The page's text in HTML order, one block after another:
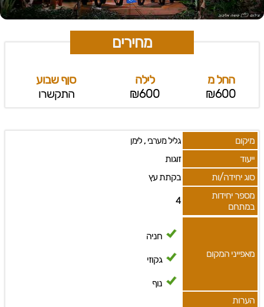
מחירים
החל מ
₪600
לילה
₪600
סןף שבוע
התקשרו
מיקום גליל מערבי, לימן
ייעוד
זוגות
סוג יחידה/ות
בקתת עץ
מספר יחידות
במתחם
4
מאפייני המקום
חניה
גקוזי
נוף
הערות